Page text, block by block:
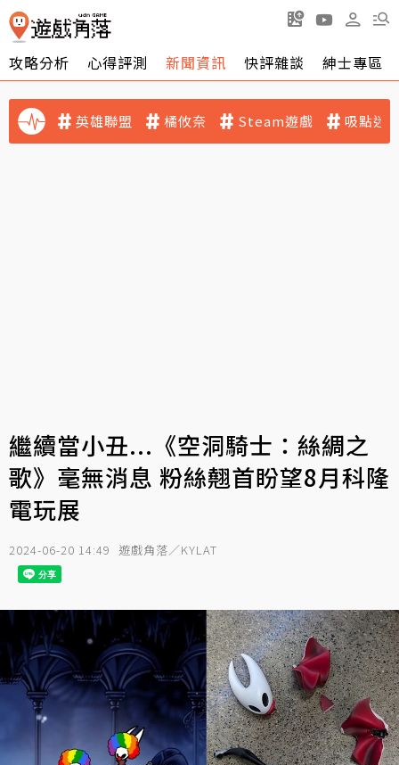
攻略分析 心得評測 新聞資訊 快評雜談 紳士專區
英雄聯盟 橘攸奈 Steam遊戲 吸點迷
繼續當小丑...《空洞騎士：絲綢之
歌》毫無消息 粉絲翹首盼望8月科隆
電玩展
2024-06-20 14:49 遊戲角落／KYLAT